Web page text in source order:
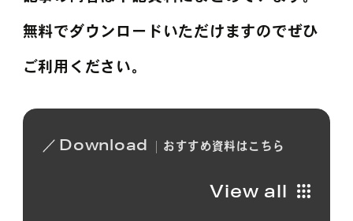
無料でダウンロードいただけますのでぜひ
ご利用ください。
Download おすすめ資料は こちら
View all